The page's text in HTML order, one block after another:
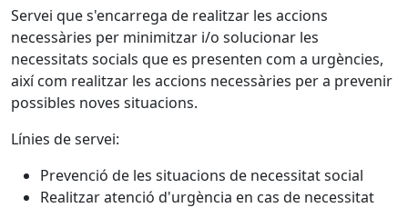
Servei que s'encarrega de realitzar les accions
necessàries per minimitzar i/o solucionar les
necessitats socials que es presenten com a urgències,
així com realitzar les accions necessàries per a prevenir
possibles noves situacions.
Línies de servei:
Prevenció de les situacions de necessitat social
Realitzar atenció d'urgència en cas de necessitat